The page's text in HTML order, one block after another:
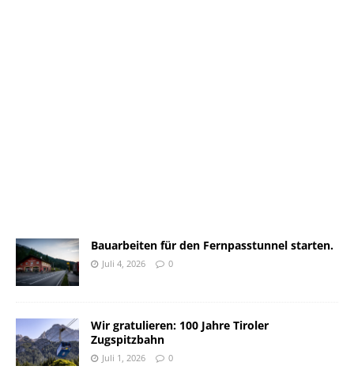
Bauarbeiten für den Fernpasstunnel starten.
Juli 4, 2026 0
Wir gratulieren: 100 Jahre Tiroler
Zugspitzbahn
Juli 1, 2026 0